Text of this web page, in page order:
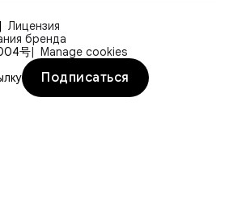
Лицензия
бренда
号
Manage cookies
Подписаться